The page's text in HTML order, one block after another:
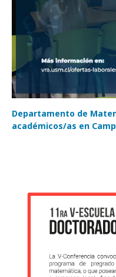
Departamento de
académicos/as en